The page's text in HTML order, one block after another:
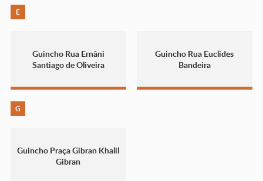
E
Guincho Rua Ernâni
Santiago de Oliveira
Guincho Rua Euclides
Bandeira
G
Guincho Praça Gibran Khalil
Gibran